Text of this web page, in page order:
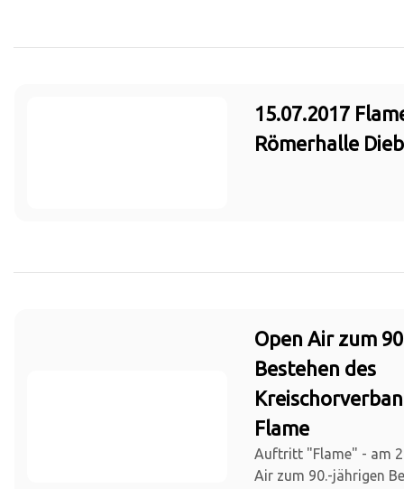
15.07.2017
Römerhalle
Open Air zum
Bestehen des
Flame
Auftritt "Flame" - am
Air zum 90.-jährigen